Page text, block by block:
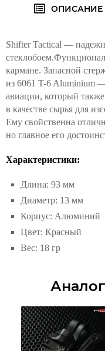
ОПИСАНИЕ
Shifter Tactical —
кармане. Запасной
из 6061 T-6 Aluminium
авиации, который
в качестве сырья для
Ему свойственна
но главное его
Характеристики:
Длина: 93 мм
Диаметр: 13 мм
Корпус: Алюминий
Цвет: Красный
Вес: 18 гр